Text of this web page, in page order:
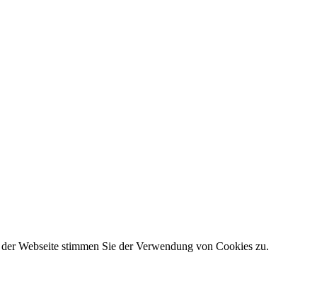
Webseite stimmen Sie der Verwendung von Cookies zu.